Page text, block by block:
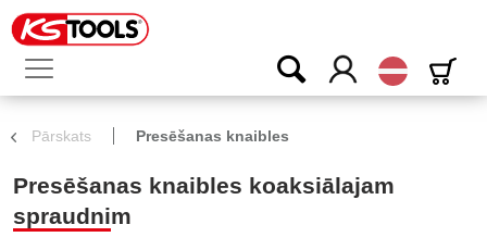
Latvijas
Pārskats Presēšanas knaibles
Presēšanas knaibles koaksiālajam
spraudnim